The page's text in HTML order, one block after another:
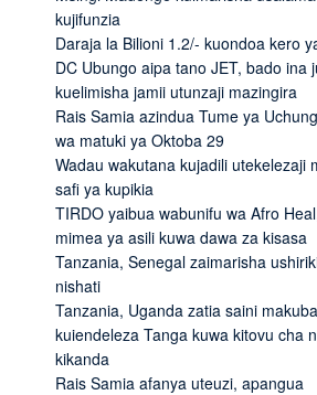
kujifunzia
Daraja la Bilioni 1.2/- kuondoa kero
DC Ubungo aipa tano JET, bado ina
kuelimisha jamii utunzaji mazingira
Rais Samia azindua Tume ya
wa matuki ya Oktoba 29
Wadau wakutana kujadili utekelezaji
safi ya kupikia
TIRDO yaibua wabunifu wa Afro
mimea ya asili kuwa dawa za kisasa
Tanzania, Senegal zaimarisha
nishati
Tanzania, Uganda zatia saini
kuiendeleza Tanga kuwa kitovu cha
kikanda
Rais Samia afanya uteuzi, apangua